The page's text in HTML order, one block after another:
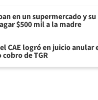
en un supermercado y
$500 mil a la madre
CAE logró en juicio
de TGR